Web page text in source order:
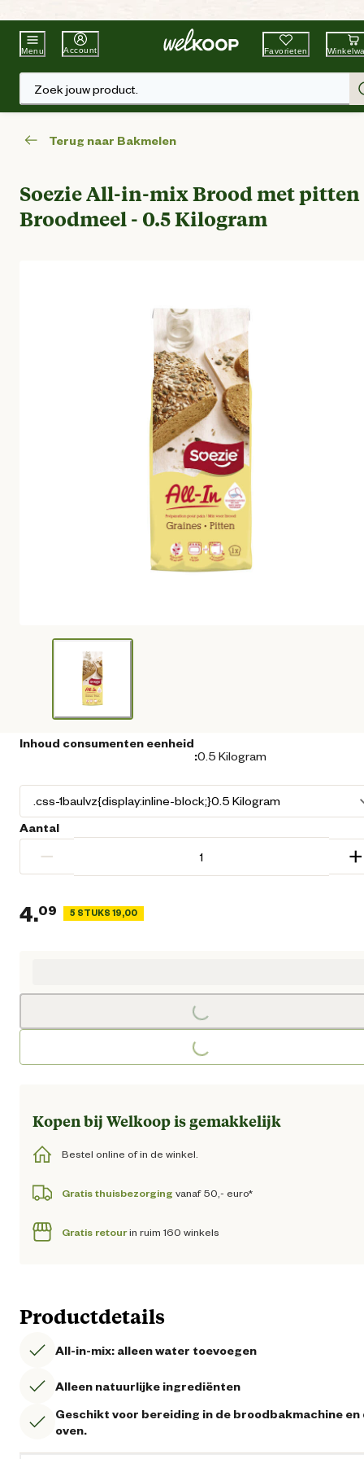
Beste WinkelketenTuin & Dier
Menu Account Favorieten
Zoek jouw product.
Terug naar Bakmelen
Soezie All-in-mix Brood met pitten
Broodmeel - 0.5 Kilogram
Inhoud consumenten eenheid
:0.5 Kilogram
Aantal
− +
4.09 5 STUKS 19,00
Loading...
Loading...
Kopen bij Welkoop is gemakkelijk
Bestel online of in de winkel.
Gratis thuisbezorging vanaf 50,- euro*
Gratis retourin ruim 160 winkels
Productdetails
All-in-mix: alleen water toevoegen
Alleen natuurlijke ingrediënten
Geschikt voor bereiding in de broodbakmachine en
oven.